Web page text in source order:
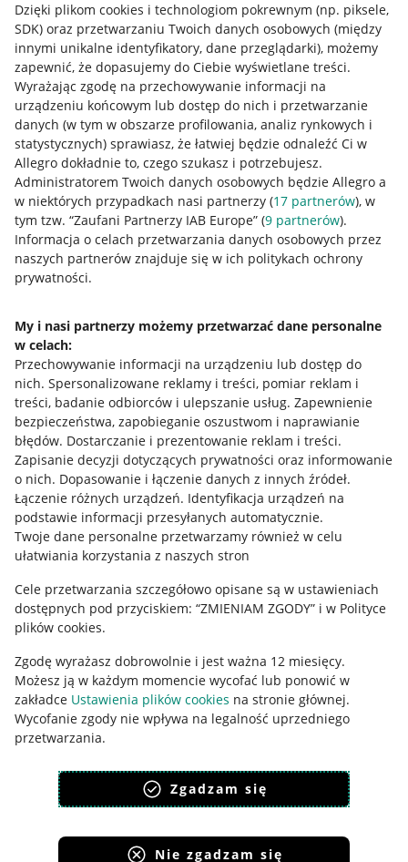
Dzięki plikom cookies i technologiom pokrewnym (np. piksele,
SDK) oraz przetwarzaniu Twoich danych osobowych (między
innymi unikalne identyfikatory, dane przeglądarki), możemy
zapewnić, że dopasujemy do Ciebie wyświetlane treści.
Wyrażając zgodę na przechowywanie informacji na
urządzeniu końcowym lub dostęp do nich i przetwarzanie
danych (w tym w obszarze profilowania, analiz rynkowych i
statystycznych) sprawiasz, że łatwiej będzie odnaleźć Ci w
Allegro dokładnie to, czego szukasz i potrzebujesz.
Administratorem Twoich danych osobowych będzie Allegro a
w niektórych przypadkach nasi partnerzy (17 partnerów), w
tym tzw. “Zaufani Partnerzy IAB Europe” (9 partnerów).
Informacja o celach przetwarzania danych osobowych przez
naszych partnerów znajduje się w ich politykach ochrony
prywatności.
My i nasi partnerzy możemy przetwarzać dane personalne
w celach:
Przechowywanie informacji na urządzeniu lub dostęp do
nich. Spersonalizowane reklamy i treści, pomiar reklam i
treści, badanie odbiorców i ulepszanie usług. Zapewnienie
bezpieczeństwa, zapobieganie oszustwom i naprawianie
błędów. Dostarczanie i prezentowanie reklam i treści.
Zapisanie decyzji dotyczących prywatności oraz informowanie
o nich. Dopasowanie i łączenie danych z innych źródeł.
Łączenie różnych urządzeń. Identyfikacja urządzeń na
podstawie informacji przesyłanych automatycznie.
Twoje dane personalne przetwarzamy również w celu
ułatwiania korzystania z naszych stron
Cele przetwarzania szczegółowo opisane są w ustawieniach
dostępnych pod przyciskiem: “ZMIENIAM ZGODY” i w Polityce
plików cookies.
Zgodę wyrażasz dobrowolnie i jest ważna 12 miesięcy.
Możesz ją w każdym momencie wycofać lub ponowić w
zakładce Ustawienia plików cookies na stronie głównej.
Wycofanie zgody nie wpływa na legalność uprzedniego
przetwarzania.
polityka plików cookies
polityka ochrony prywatności
Zgadzam się
Nie zgadzam się
Przydatne informacje
Jak to działa
Napisz do nas
Allegro Gadane dla kupujących
Mapa miejscowości
Informacje prawne
Regulamin
Polityka plików "cookies"
Ustawienia plików "cookies"
Udostępnianie lokalizacji
Informacje dla Aktu o Usługach Cyfrowych
Pobierz aplikację